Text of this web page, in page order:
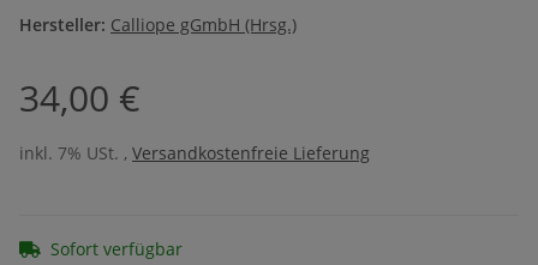
Hersteller: Calliope gGmbH (Hrsg.)
34,00 €
inkl. 7% USt. , Versandkostenfreie Lieferung
Sofort verfügbar